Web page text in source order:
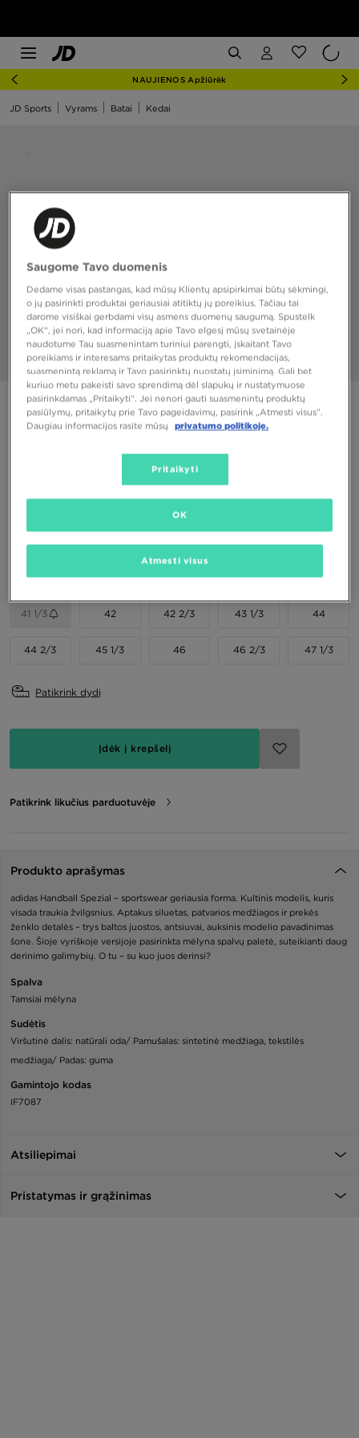
NAUJIENOS Apžiūrėk
JD Sports Vyrams Batai Kedai
ADIDAS HANDBALL SPEZIAL
41 1/3 42 42 2/3 43 1/3 44
44 2/3 45 1/3 46 46 2/3 47 1/3
Patikrink dydį
Įdėk į krepšelį
Patikrink likučius parduotuvėje
Produkto aprašymas
adidas Handball Spezial – sportswear geriausia forma. Kultinis modelis, kuris
visada traukia žvilgsnius. Aptakus siluetas, patvarios medžiagos ir prekės
ženklo detalės – trys baltos juostos, antsiuvai, auksinis modelio pavadinimas
šone. Šioje vyriškoje versijoje pasirinkta mėlyna spalvų paletė, suteikianti daug
derinimo galimybių. O tu – su kuo juos derinsi?
Spalva
Tamsiai mėlyna
Sudėtis
Viršutinė dalis: natūrali oda/ Pamušalas: sintetinė medžiaga, tekstilės
medžiaga/ Padas: guma
Gamintojo kodas
IF7087
Atsiliepimai
Pristatymas ir grąžinimas
Saugome Tavo duomenis
Dedame visas pastangas, kad mūsų Klientų apsipirkimai būtų sėkmingi,
o jų pasirinkti produktai geriausiai atitiktų jų poreikius. Tačiau tai
darome visiškai gerbdami visų asmens duomenų saugumą. Spustelk
„OK“, jei nori, kad informaciją apie Tavo elgesį mūsų svetainėje
naudotume Tau suasmenintam turiniui parengti, įskaitant Tavo
poreikiams ir interesams pritaikytas produktų rekomendacijas,
suasmenintą reklamą ir Tavo pasirinktų nuostatų įsiminimą. Gali bet
kuriuo metu pakeisti savo sprendimą dėl slapukų ir nustatymuose
pasirinkdamas „Pritaikyti“. Jei nenori gauti suasmenintų produktų
pasiūlymų, pritaikytų prie Tavo pageidavimų, pasirink „Atmesti visus”.
Daugiau informacijos rasite mūsų
privatumo politikoje.
Pritaikyti
Atmesti visus
OK